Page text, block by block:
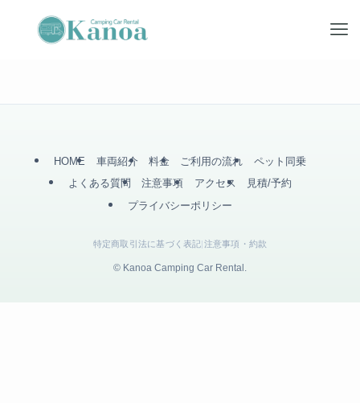
HOME 車両紹介 料金 ご利用の流れ
ペット同乗
よくある質問
注意事項 アクセス
見積/予約
プライバシーポリシー
特定商取引法に基づく表記 注意事項・約款
© Kanoa Camping Car Rental.